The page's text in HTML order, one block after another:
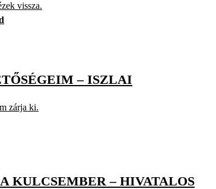
vissza.
– ISZLAI
zárja ki.
KULCSEMBER – HIVATALOS